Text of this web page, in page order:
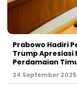
Prabowo Hadiri
Trump Apresiasi
Perdamaian
24 September 2025